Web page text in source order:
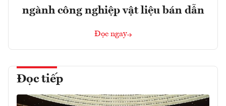
ngành công nghiệp vật liệu bán dẫn
Đọc ngay
Đọc tiếp